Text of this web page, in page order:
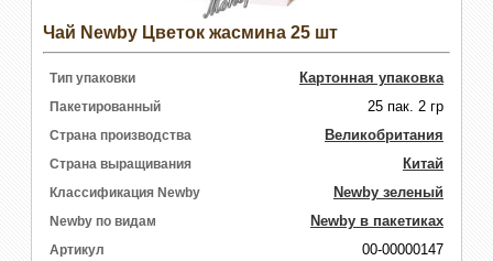
Чай Newby Цветок жасмина 25 шт
Тип упаковки Картонная упаковка
Пакетированный 25 пак. 2 гр
Страна производства Великобритания
Страна выращивания Китай
Классификация Newby Newby зеленый
Newby по видам Newby в пакетиках
Артикул 00-00000147